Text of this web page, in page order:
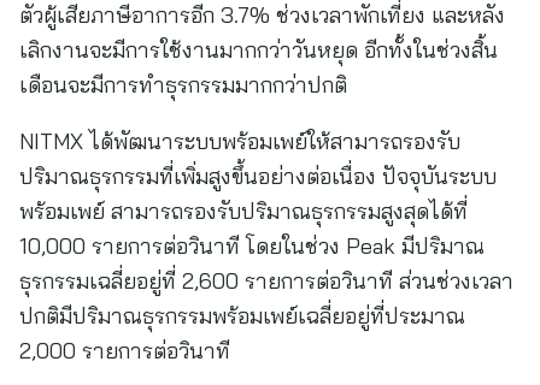
ตัวผู้เสียภาษีอาการอีก 3.7% ช่วงเวลาพักเที่ยง และหลัง
เลิกงานจะมีการใช้งานมากกว่าวันหยุด อีกทั้งในช่วงสิ้น
เดือนจะมีการทำธุรกรรมมากกว่าปกติ
NITMX ได้พัฒนาระบบพร้อมเพย์ให้สามารถรองรับ
ปริมาณธุรกรรมที่เพิ่มสูงขึ้นอย่างต่อเนื่อง ปัจจุบันระบบ
พร้อมเพย์ สามารถรองรับปริมาณธุรกรรมสูงสุดได้ที่
10,000 รายการต่อวินาที โดยในช่วง Peak มีปริมาณ
ธุรกรรมเฉลี่ยอยู่ที่ 2,600 รายการต่อวินาที ส่วนช่วงเวลา
ปกติมีปริมาณธุรกรรมพร้อมเพย์เฉลี่ยอยู่ที่ประมาณ
2,000 รายการต่อวินาที